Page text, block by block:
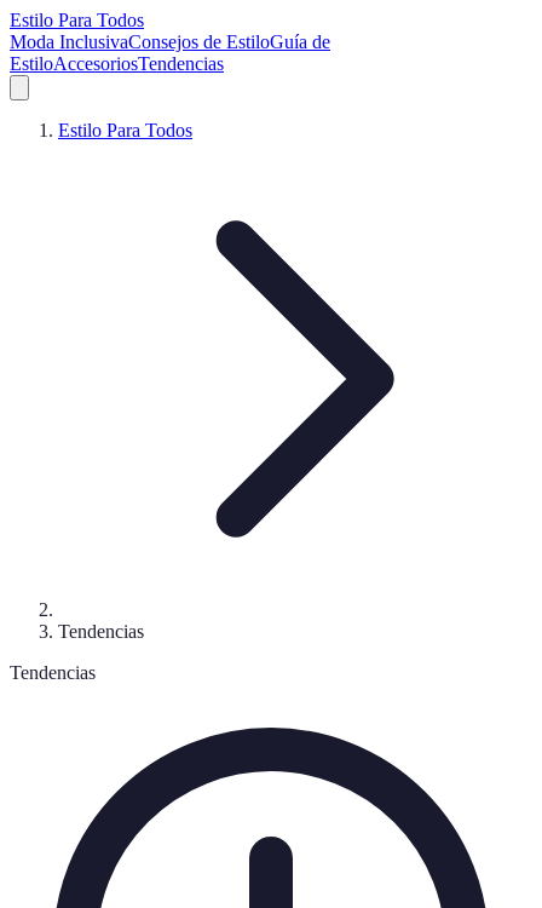
Estilo Para Todos
Moda InclusivaConsejos de EstiloGuía de
EstiloAccesoriosTendencias
Estilo Para Todos
Tendencias
Tendencias